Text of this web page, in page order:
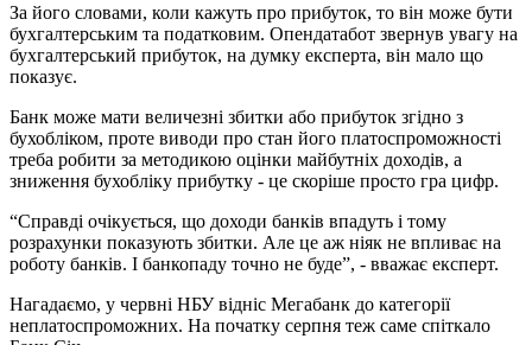
За його словами, коли кажуть про прибуток, то він може бути
бухгалтерським та податковим. Опендатабот звернув увагу на
бухгалтерський прибуток, на думку експерта, він мало що
показує.
Банк може мати величезні збитки або прибуток згідно з
бухобліком, проте виводи про стан його платоспроможності
треба робити за методикою оцінки майбутніх доходів, а
зниження бухобліку прибутку - це скоріше просто гра цифр.
“Справді очікується, що доходи банків впадуть і тому
розрахунки показують збитки. Але це аж ніяк не впливає на
роботу банків. І банкопаду точно не буде”, - вважає експерт.
Нагадаємо, у червні НБУ відніс Мегабанк до категорії
неплатоспроможних. На початку серпня теж саме спіткало